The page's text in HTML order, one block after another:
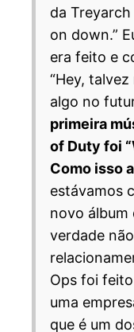
da Treyarch
on down.”
era feito e
“Hey,
algo no
primeira
of Duty foi
Como isso
estávamos
novo álbum
verdade
Ops foi
uma
que é um